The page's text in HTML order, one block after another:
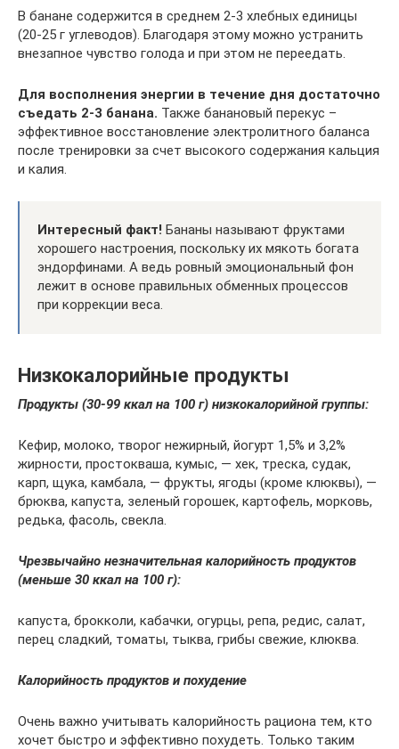
В банане содержится в среднем 2-3 хлебных единицы
(20-25 г углеводов). Благодаря этому можно устранить
внезапное чувство голода и при этом не переедать.
Для восполнения энергии в течение дня достаточно
съедать 2-3 банана. Также банановый перекус –
эффективное восстановление электролитного баланса
после тренировки за счет высокого содержания кальция
и калия.
Интересный факт! Бананы называют фруктами
хорошего настроения, поскольку их мякоть богата
эндорфинами. А ведь ровный эмоциональный фон
лежит в основе правильных обменных процессов
при коррекции веса.
Низкокалорийные продукты
Продукты (30-99 ккал на 100 г) низкокалорийной группы:
Кефир, молоко, творог нежирный, йогурт 1,5% и 3,2%
жирности, простокваша, кумыс, — хек, треска, судак,
карп, щука, камбала, — фрукты, ягоды (кроме клюквы), —
брюква, капуста, зеленый горошек, картофель, морковь,
редька, фасоль, свекла.
Чрезвычайно незначительная калорийность продуктов
(меньше 30 ккал на 100 г):
капуста, брокколи, кабачки, огурцы, репа, редис, салат,
перец сладкий, томаты, тыква, грибы свежие, клюква.
Калорийность продуктов и похудение
Очень важно учитывать калорийность рациона тем, кто
хочет быстро и эффективно похудеть. Только таким